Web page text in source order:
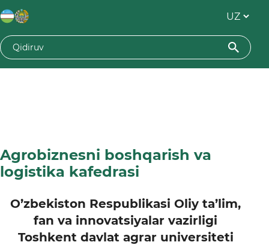
Agrobiznesni boshqarish va
logistika kafedrasi
O’zbekiston Respublikasi Oliy ta’lim,
fan va innovatsiyalar vazirligi
Toshkent davlat agrar universiteti